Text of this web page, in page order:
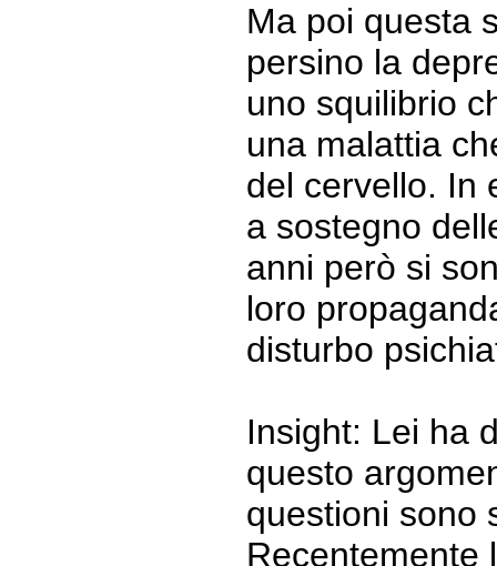
Ma poi questa
persino la
uno squilibrio
una malattia
del cervello. In
a sostegno
anni però si
loro
disturbo
Insight: Lei ha
questo
questioni sono
Recentemente